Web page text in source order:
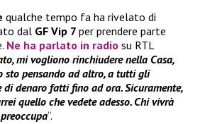
qualche tempo fa ha rivelato di
dal GF Vip 7 per prendere parte
Ne ha parlato in radio su RTL
mi vogliono rinchiudere nella Casa,
sto pensando ad altro, a tutti gli
denaro fatti fino ad ora. Sicuramente,
quello che vedete adesso. Chi vivrà
“.